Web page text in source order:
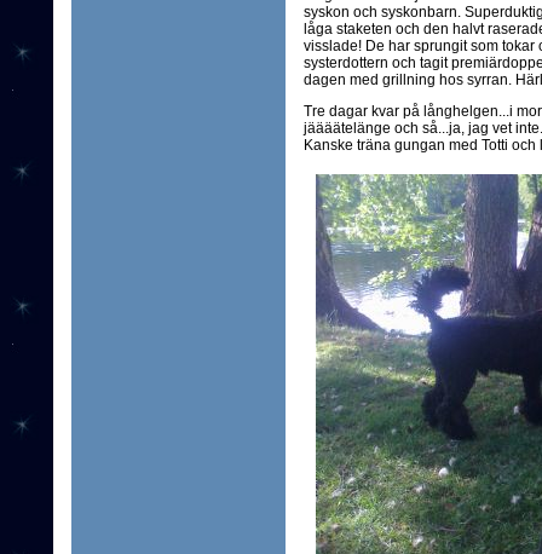
syskon och syskonbarn.
låga staketen och den halvt
visslade! De har sprungit som
systerdottern och tagit
dagen med grillning hos syrran.
Tre dagar kvar på långhelgen...i
jäääätelänge och så...ja, jag vet
Kanske träna gungan med Totti